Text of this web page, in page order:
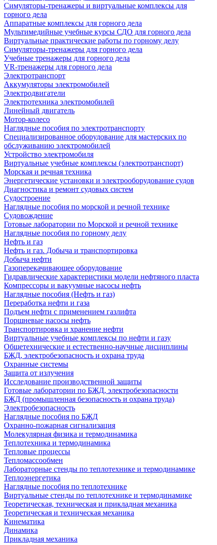
Симуляторы-тренажеры и виртуальные комплексы для
горного дела
Аппаратные комплексы для горного дела
Мультимедийные учебные курсы СДО для горного дела
Виртуальные практические работы по горному делу
Симуляторы-тренажеры для горного дела
Учебные тренажеры для горного дела
VR-тренажеры для горного дела
Электротранспорт
Аккумуляторы электромобилей
Электродвигатели
Электротехника электромобилей
Линейный двигатель
Мотор-колесо
Наглядные пособия по электротранспорту
Специализированное оборудование для мастерских по
обслуживанию электромобилей
Устройство электромобиля
Виртуальные учебные комплексы (электротранспорт)
Морская и речная техника
Энергетические установки и электрооборудование судов
Диагностика и ремонт судовых систем
Судостроение
Наглядные пособия по морской и речной технике
Судовождение
Готовые лаборатории по Морской и речной технике
Наглядные пособия по горному делу
Нефть и газ
Нефть и газ. Добыча и транспортировка
Добыча нефти
Газоперекачивающее оборудование
Гидравлические характеристики модели нефтяного пласта
Компрессоры и вакуумные насосы нефть
Наглядные пособия (Нефть и газ)
Переработка нефти и газа
Подъем нефти с применением газлифта
Поршневые насосы нефть
Транспортировка и хранение нефти
Виртуальные учебные комплексы по нефти и газу
Общетехнические и естественно-научные дисциплины
БЖД, электробезопасность и охрана труда
Охранные системы
Защита от излучения
Исследование производственной защиты
Готовые лаборатории по БЖД, электробезопасности
БЖД (промышленная безопасность и охрана труда)
Электробезопасность
Наглядные пособия по БЖД
Охранно-пожарная сигнализация
Молекулярная физика и термодинамика
Теплотехника и термодинамика
Тепловые процессы
Тепломассообмен
Лабораторные стенды по теплотехнике и термодинамике
Теплоэнергетика
Наглядные пособия по теплотехнике
Виртуальные стенды по теплотехнике и термодинамике
Теоретическая, техническая и прикладная механика
Теоретическая и техническая механика
Кинематика
Динамика
Прикладная механика